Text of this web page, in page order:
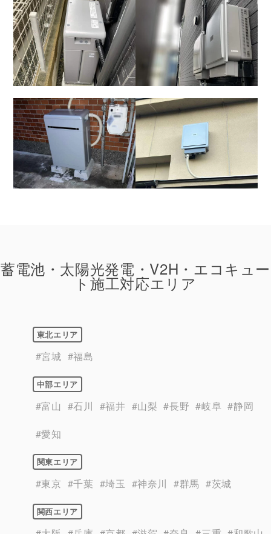
蓄電池・太陽光発電・V2H・エコキュー
ト施工対応エリア
東北エリア
#宮城 #福島
中部エリア
#富山 #石川 #福井 #山梨 #長野 #岐阜 #静岡
#愛知
関東エリア
#東京 #千葉 #埼玉 #神奈川 #群馬 #茨城
関西エリア